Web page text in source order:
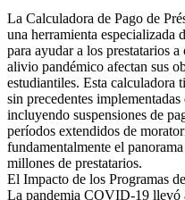
La Calculadora de Pago de
una herramienta especializada
para ayudar a los prestatarios
alivio pandémico afectan sus
estudiantiles. Esta calculadora
sin precedentes
incluyendo suspensiones de
períodos extendidos de
fundamentalmente el
millones de prestatarios.
El Impacto de los Programas
La pandemia COVID-19 llevó